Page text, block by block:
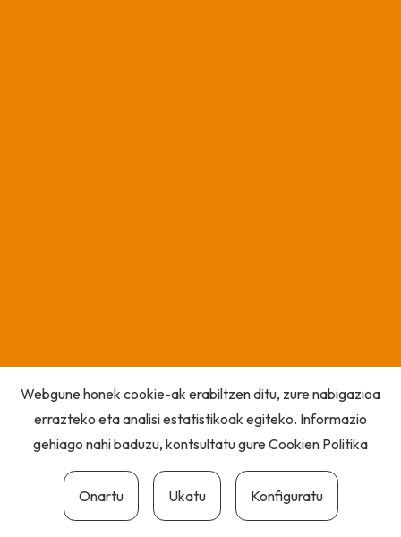
Webgune honek cookie-ak erabiltzen ditu, zure nabigazioa
errazteko eta analisi estatistikoak egiteko. Informazio
gehiago nahi baduzu, kontsultatu gureCookien Politika
Onartu Ukatu Konfiguratu